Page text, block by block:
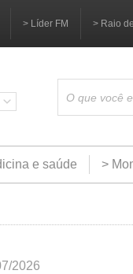
> Líder FM > Raio
e saúde >
2026